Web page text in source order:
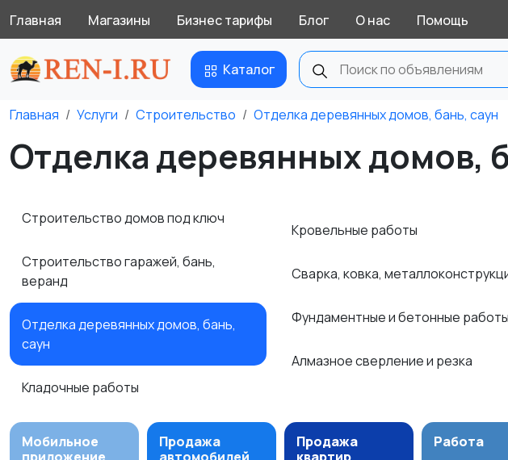
Главная Магазины Бизнес тарифы Блог О нас Помощь
Каталог
Главная Услуги Строительство Отделка деревянных домов, бань, саун
Отделка деревянных домов,
Строительство домов под ключ
Строительство гаражей, бань,
веранд
Отделка деревянных домов, бань,
саун
Кладочные работы
Кровельные работы
Сварка, ковка,
Фундаментные и бетонные работы
Алмазное сверление и резка
Мобильное
Продажа
Продажа
Работа